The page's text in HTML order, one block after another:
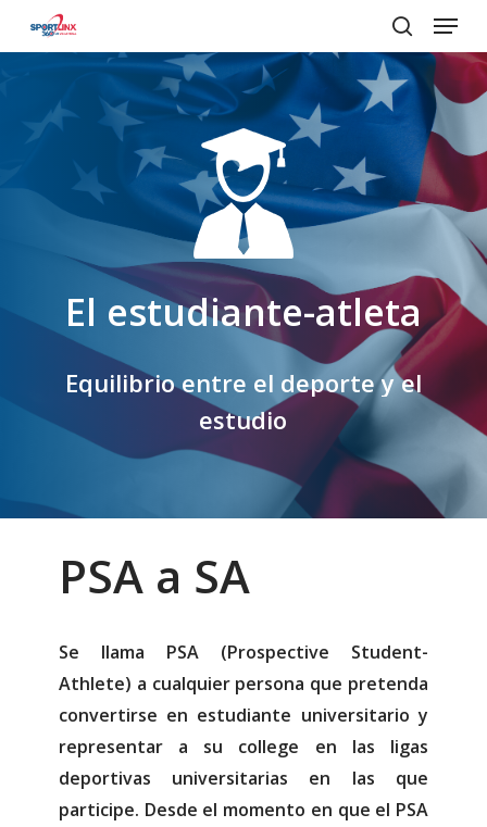
content
search
Menu
El estudiante-atleta
Equilibrio entre el deporte y el
estudio
PSA a SA
Se llama PSA (Prospective Student-
Athlete) a cualquier persona que pretenda
convertirse en estudiante universitario y
representar a su college en las ligas
deportivas universitarias en las que
participe. Desde el momento en que el PSA